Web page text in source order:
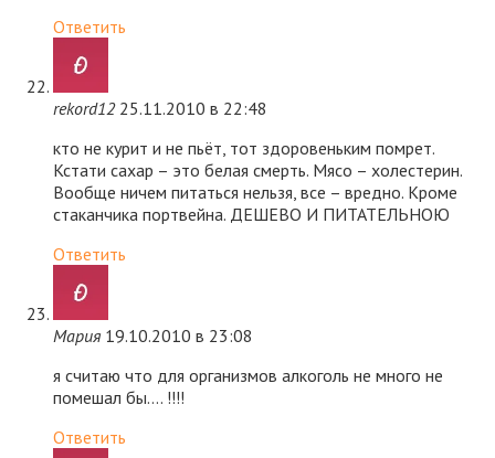
Ответить
rekord12 25.11.2010 в 22:48
кто не курит и не пьёт, тот здоровеньким помрет.
Кстати сахар – это белая смерть. Мясо – холестерин.
Вообще ничем питаться нельзя, все – вредно. Кроме
стаканчика портвейна. ДЕШЕВО И ПИТАТЕЛЬНОЮ
Ответить
Мария 19.10.2010 в 23:08
я считаю что для организмов алкоголь не много не
помешал бы…. !!!!
Ответить